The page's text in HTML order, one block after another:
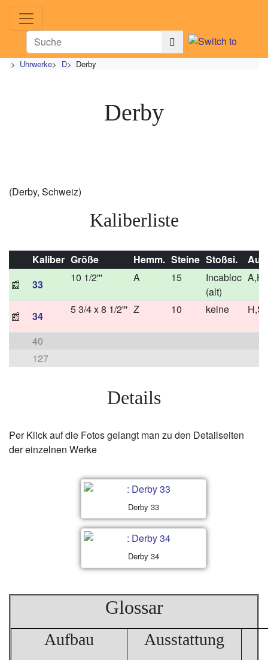
> Uhrwerke> D> Derby
Derby
(Derby, Schweiz)
Kaliberliste
Kaliber Größe Hemm. Steine Stoßsi.
📰
33
10 1/2''' A 15
Incabloc
(alt)
📰 34
5 3/4 x 8 1/2''' Z 10 keine
40
127
Details
Per Klick auf die Fotos gelangt man zu den Detailseiten
der einzelnen Werke
Derby 33
Derby 34
Glossar
Aufbau Ausstattung